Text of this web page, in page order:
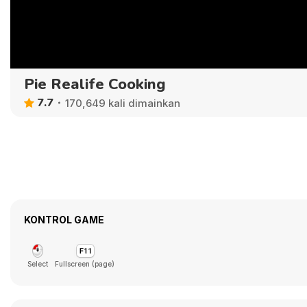
Pie Realife Cooking
7.7 170,649 kali dimainkan
KONTROL GAME
Select Fullscreen (page)